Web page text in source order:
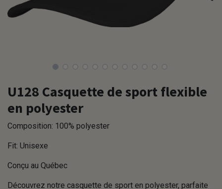
U128 Casquette de sport flexible
en polyester
Composition: 100% polyester
Fit: Unisexe
Conçu au Québec
Découvrez notre casquette de sport en polyester, parfaite